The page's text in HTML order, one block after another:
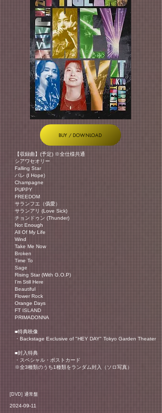
BUY / DOWNLOAD
【収録曲】(予定) ※全仕様共通
シアワセオリー
Falling Star
パレ (I Hope)
Champagne
PUPPY
FREEDOM
サランフエ（僞愛）
サランアリ (Love Sick)
チョンドゥン (Thunder)
Not Enough
All Of My Life
Wind
Take Me Now
Broken
Time To
Sage
Rising Star (With G.O.P)
I’m Still Here
Beautiful
Flower Rock
Orange Days
FT ISLAND
PRIMADONNA
■特典映像
・Backstage Exclusive of "HEY DAY" Tokyo Garden Theater
■封入特典
・スペシャル・ポストカード
※全3種類のうち1種類をランダム封入（ソロ写真）
​[DVD] 通常盤
2024-09-11